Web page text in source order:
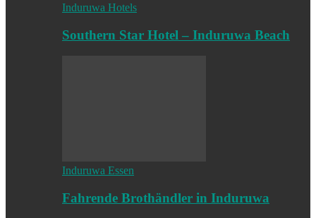
Induruwa Hotels
Southern Star Hotel – Induruwa Beach
Induruwa Essen
Fahrende Brothändler in Induruwa